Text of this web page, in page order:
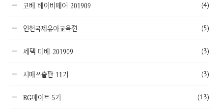
코베 베이비페어 201909 (4)
인천국제유아교육전 (5)
세텍 미베 201909 (3)
시매쓰출판 11기 (3)
RG메이트 5기 (13)